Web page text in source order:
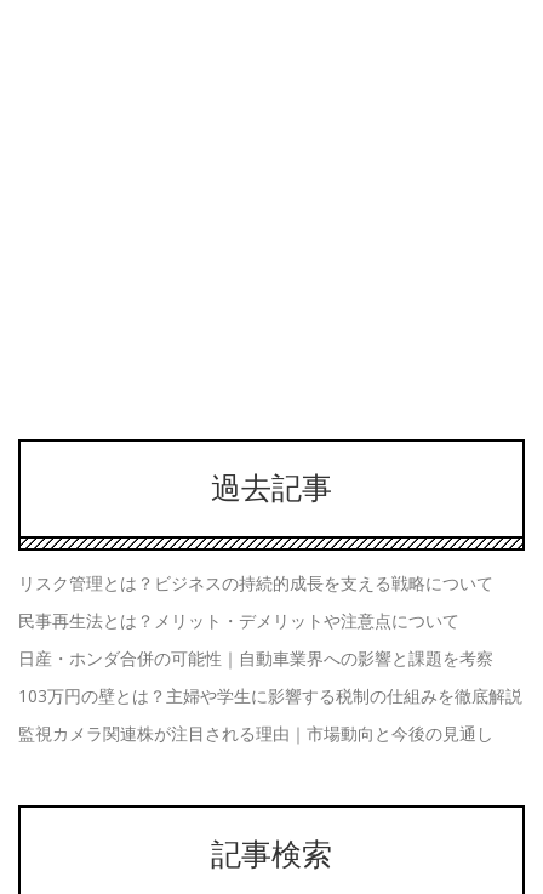
過去記事
リスク管理とは？ビジネスの持続的成長を支える戦略について
民事再生法とは？メリット・デメリットや注意点について
日産・ホンダ合併の可能性｜自動車業界への影響と課題を考察
103万円の壁とは？主婦や学生に影響する税制の仕組みを徹底解説
監視カメラ関連株が注目される理由｜市場動向と今後の見通し
記事検索